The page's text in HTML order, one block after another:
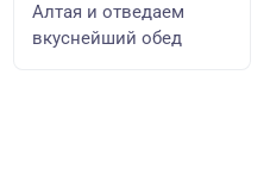
Алтая и отведаем
вкуснейший обед